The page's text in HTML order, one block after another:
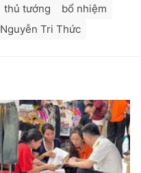
thủ tướng
bổ nhiệm
Nguyễn Tri Thức